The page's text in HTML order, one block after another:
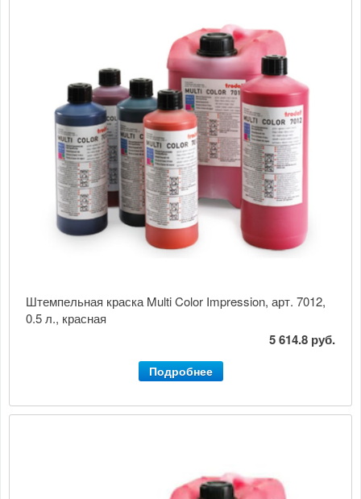
Штемпельная краска Multi Color Impression, арт. 7012,
0.5 л., красная
5 614.8 руб.
Подробнее